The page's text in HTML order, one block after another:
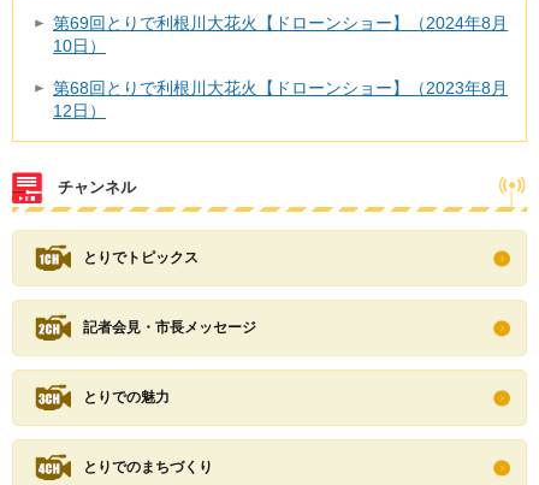
第69回とりで利根川大花火【ドローンショー】（2024年8月
10日）
第68回とりで利根川大花火【ドローンショー】（2023年8月
12日）
チャンネル
とりでトピックス
記者会見・市長メッセージ
とりでの魅力
とりでのまちづくり